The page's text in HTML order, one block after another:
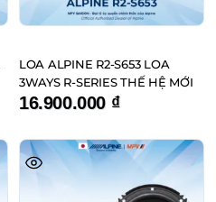
LOA ALPINE R2-S653 LOA
3WAYS R-SERIES THẾ HỆ MỚI
16.900.000 ₫